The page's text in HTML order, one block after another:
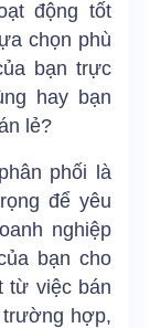
động tốt
chọn phù
bạn trực
hay bạn
lẻ?
phối là
để yêu
nghiệp
bạn cho
từ việc bán
trường hợp,